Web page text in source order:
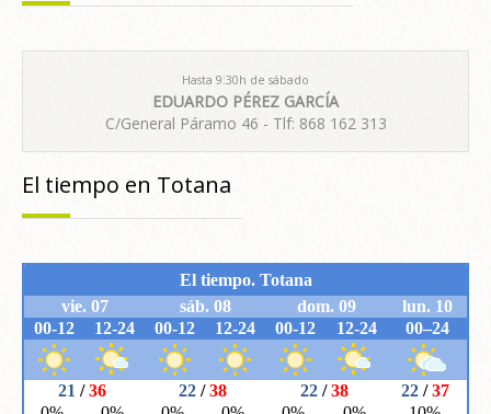
Hasta 9:30h de sábado
EDUARDO PÉREZ GARCÍA
C/General Páramo 46 - Tlf: 868 162 313
El tiempo en Totana